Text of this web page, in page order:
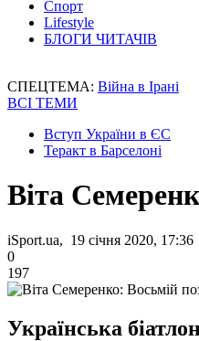
Спорт
Lifestyle
БЛОГИ ЧИТАЧІВ
СПЕЦТЕМА: Війна в Ірані
ВСІ ТЕМИ
Вступ України в ЄС
Теракт в Барселоні
Віта
iSport.ua, 19 січня 2020, 17:36
0
197
Українська